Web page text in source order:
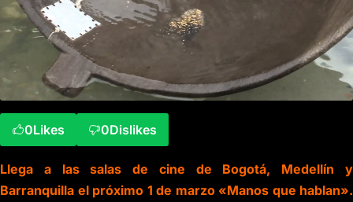
0Likes 0Dislikes
Llega a las salas de cine de Bogotá, Medellín y
Barranquilla el próximo 1 de marzo «Manos que hablan».